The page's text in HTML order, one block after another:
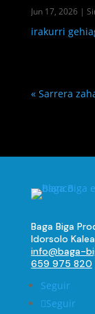
Jun 17, 2026 |
irakurri
« Sarrera
Baga Biga
Idorsolo
info@baga-
659 975 820
Seguir
Seguir